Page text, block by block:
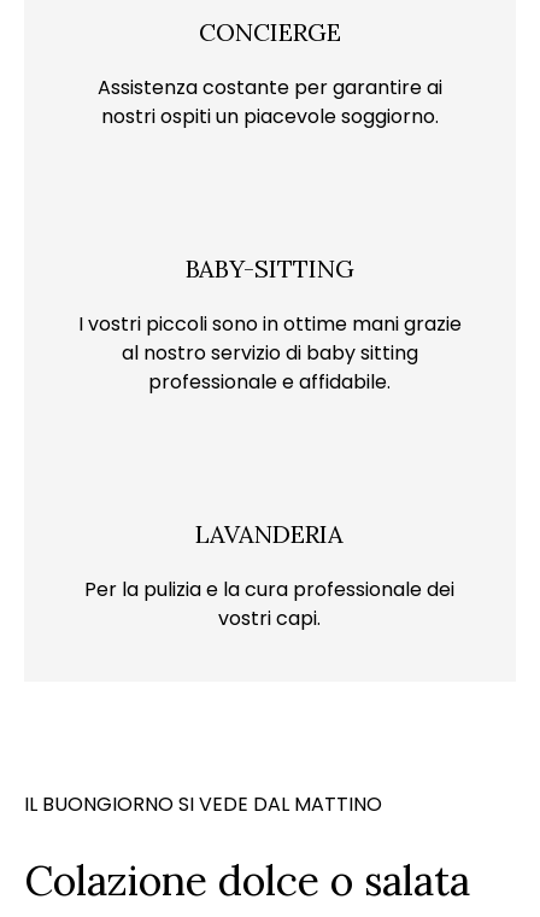
CONCIERGE
Assistenza costante per garantire ai
nostri ospiti un piacevole soggiorno.
BABY-SITTING
I vostri piccoli sono in ottime mani grazie
al nostro servizio di baby sitting
professionale e affidabile.
LAVANDERIA
Per la pulizia e la cura professionale dei
vostri capi.
IL BUONGIORNO SI VEDE DAL MATTINO
Colazione dolce o salata